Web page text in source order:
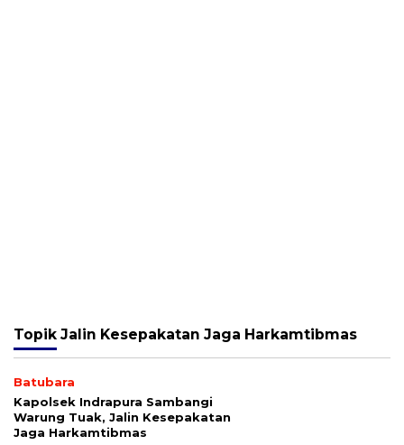
Topik Jalin Kesepakatan Jaga Harkamtibmas
Batubara
Kapolsek Indrapura Sambangi
Warung Tuak, Jalin Kesepakatan
Jaga Harkamtibmas